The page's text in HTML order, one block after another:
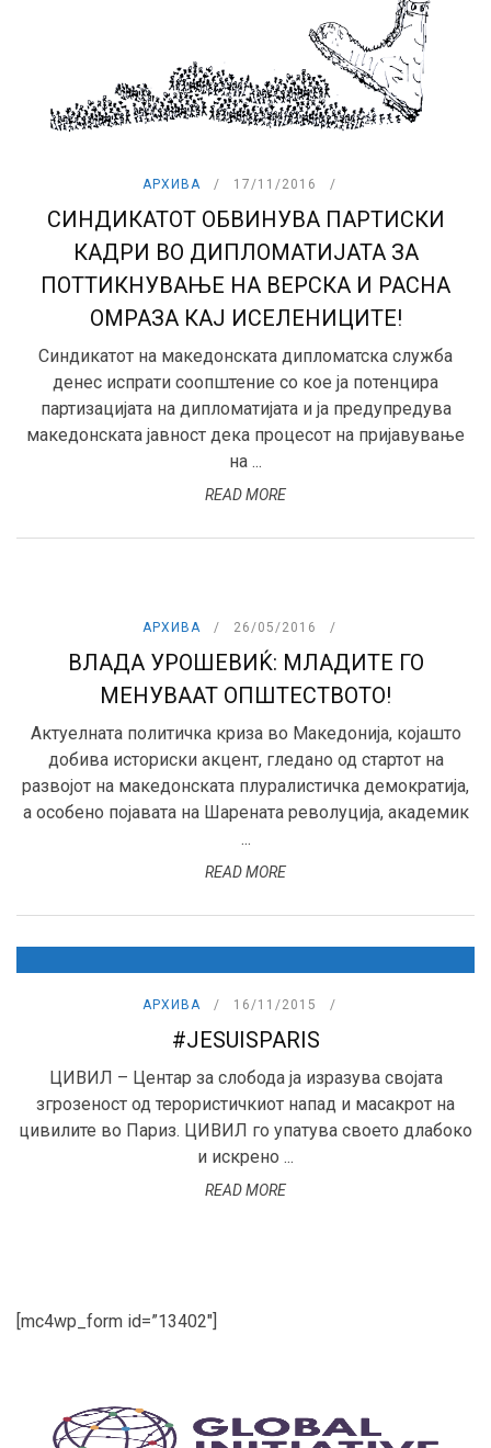
АРХИВА 17/11/2016
СИНДИКАТОТ ОБВИНУВА ПАРТИСКИ
КАДРИ ВО ДИПЛОМАТИЈАТА ЗА
ПОТТИКНУВАЊЕ НА ВЕРСКА И РАСНА
ОМРАЗА КАЈ ИСЕЛЕНИЦИТЕ!
Синдикатот на македонската дипломатска служба
денес испрати соопштение со кое ја потенцира
партизацијата на дипломатијата и ја предупредува
македонската јавност дека процесот на пријавување
на ...
READ MORE
АРХИВА 26/05/2016
ВЛАДА УРОШЕВИЌ: МЛАДИТЕ ГО
МЕНУВААТ ОПШТЕСТВОТО!
Актуелната политичка криза во Македонија, којашто
добива историски акцент, гледано од стартот на
развојот на македонската плуралистичка демократија,
a особено појавата на Шарената револуција, академик
...
READ MORE
АРХИВА 16/11/2015
#JESUISPARIS
ЦИВИЛ – Центар за слобода ја изразува својата
згрозеност од терористичкиот напад и масакрот на
цивилите во Париз. ЦИВИЛ го упатува своето длабоко
и искрено ...
READ MORE
[mc4wp_form id=”13402″]